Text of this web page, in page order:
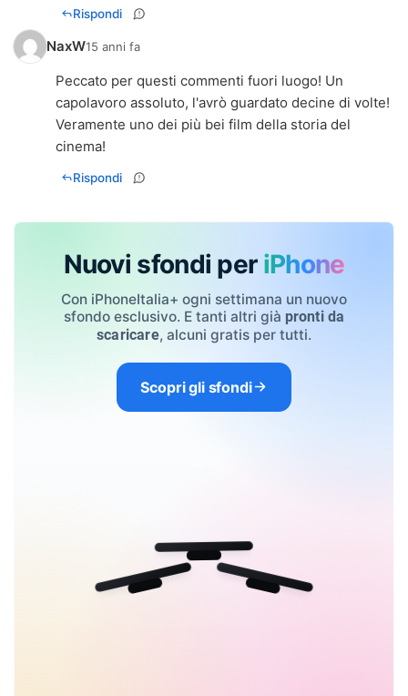
Rispondi
NaxW15 anni fa
Peccato per questi commenti fuori luogo! Un
capolavoro assoluto, l'avrò guardato decine di volte!
Veramente uno dei più bei film della storia del
cinema!
Rispondi
Nuovi sfondi per iPhone
Con iPhoneItalia+ ogni settimana un nuovo
sfondo esclusivo. E tanti altri già pronti da
scaricare, alcuni gratis per tutti.
Scopri gli sfondi